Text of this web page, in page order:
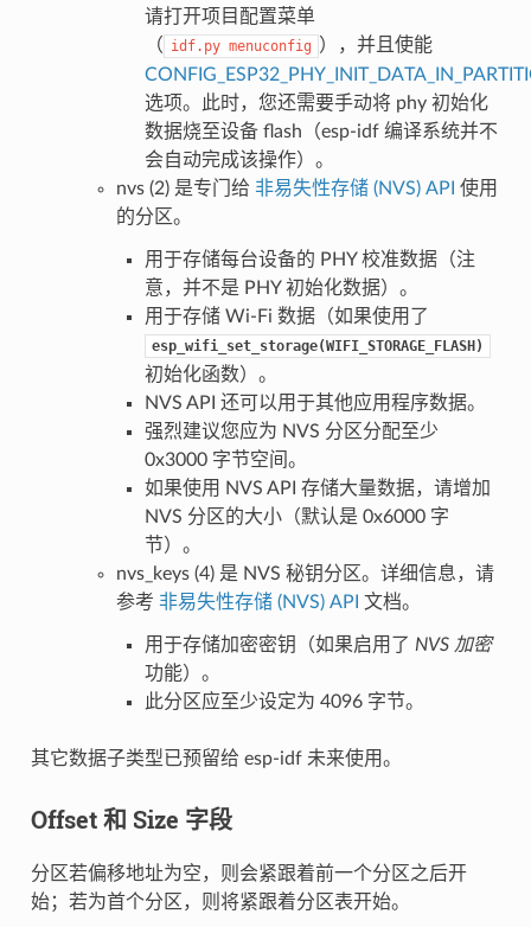
请打开项目配置菜单
（
idf.py menuconfig
），并且使能
选项。此时，您还需要手动将 phy 初始化
数据烧至设备 flash（esp-idf 编译系统并不
会自动完成该操作）。
nvs (2) 是专门给 非易失性存储 (NVS) API 使用
的分区。
用于存储每台设备的 PHY 校准数据（注
意，并不是 PHY 初始化数据）。
用于存储 Wi-Fi 数据（如果使用了
esp_wifi_set_storage(WIFI_STORAGE_FLASH)
初始化函数）。
NVS API 还可以用于其他应用程序数据。
强烈建议您应为 NVS 分区分配至少
0x3000 字节空间。
如果使用 NVS API 存储大量数据，请增加
NVS 分区的大小（默认是 0x6000 字
节）。
nvs_keys (4) 是 NVS 秘钥分区。详细信息，请
参考 非易失性存储 (NVS) API 文档。
用于存储加密密钥（如果启用了 NVS 加密
功能）。
此分区应至少设定为 4096 字节。
其它数据子类型已预留给 esp-idf 未来使用。
Offset 和 Size 字段
分区若偏移地址为空，则会紧跟着前一个分区之后开
始；若为首个分区，则将紧跟着分区表开始。